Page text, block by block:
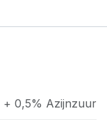
+ 0,5% Azijnzuur